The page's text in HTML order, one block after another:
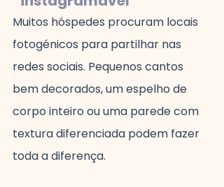
Muitos hóspedes procuram locais
fotogénicos para partilhar nas
redes sociais. Pequenos cantos
bem decorados, um espelho de
corpo inteiro ou uma parede com
textura diferenciada podem fazer
toda a diferença.